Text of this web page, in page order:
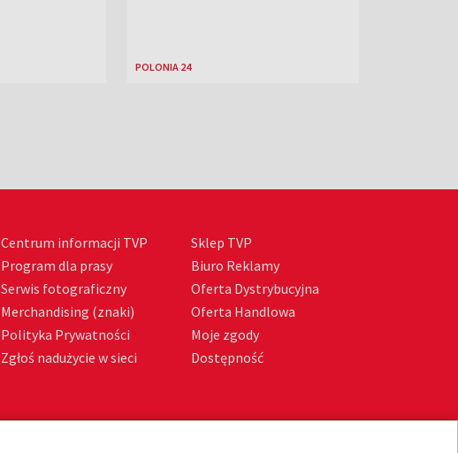
POLONIA 24
Centrum informacji TVP
Program dla prasy
Serwis fotograficzny
Merchandising (znaki)
Polityka Prywatności
Zgłoś nadużycie w sieci
Sklep TVP
Biuro Reklamy
Oferta Dystrybucyjna
Oferta Handlowa
Moje zgody
Dostępność